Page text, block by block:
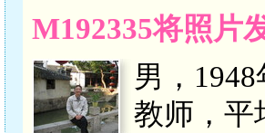
M192335将照片
男，
教师，平